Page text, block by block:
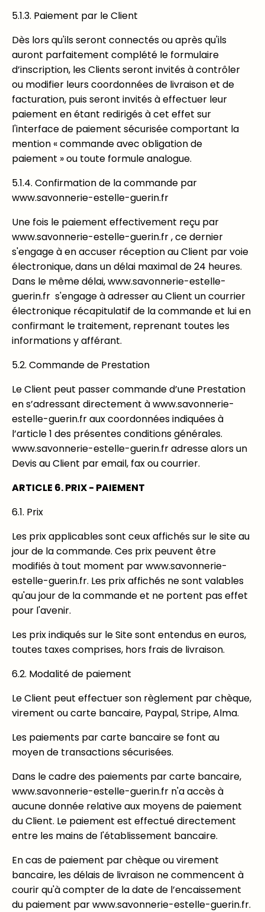
5.1.3. Paiement par le Client
Dès lors qu'ils seront connectés ou après qu'ils
auront parfaitement complété le formulaire
d’inscription, les Clients seront invités à contrôler
ou modifier leurs coordonnées de livraison et de
facturation, puis seront invités à effectuer leur
paiement en étant redirigés à cet effet sur
l'interface de paiement sécurisée comportant la
mention « commande avec obligation de
paiement » ou toute formule analogue.
5.1.4. Confirmation de la commande par
www.savonnerie-estelle-guerin.fr
Une fois le paiement effectivement reçu par
www.savonnerie-estelle-guerin.fr , ce dernier
s'engage à en accuser réception au Client par voie
électronique, dans un délai maximal de 24 heures.
Dans le même délai, www.savonnerie-estelle-
guerin.fr s'engage à adresser au Client un courrier
électronique récapitulatif de la commande et lui en
confirmant le traitement, reprenant toutes les
informations y afférant.
5.2. Commande de Prestation
Le Client peut passer commande d’une Prestation
en s’adressant directement à www.savonnerie-
estelle-guerin.fr aux coordonnées indiquées à
l’article 1 des présentes conditions générales.
www.savonnerie-estelle-guerin.fr adresse alors un
Devis au Client par email, fax ou courrier.
ARTICLE 6. PRIX - PAIEMENT
6.1. Prix
Les prix applicables sont ceux affichés sur le site au
jour de la commande. Ces prix peuvent être
modifiés à tout moment par www.savonnerie-
estelle-guerin.fr. Les prix affichés ne sont valables
qu'au jour de la commande et ne portent pas effet
pour l'avenir.
Les prix indiqués sur le Site sont entendus en euros,
toutes taxes comprises, hors frais de livraison.
6.2. Modalité de paiement
Le Client peut effectuer son règlement par chèque,
virement ou carte bancaire, Paypal, Stripe, Alma.
Les paiements par carte bancaire se font au
moyen de transactions sécurisées.
Dans le cadre des paiements par carte bancaire,
www.savonnerie-estelle-guerin.fr n'a accès à
aucune donnée relative aux moyens de paiement
du Client. Le paiement est effectué directement
entre les mains de l'établissement bancaire.
En cas de paiement par chèque ou virement
bancaire, les délais de livraison ne commencent à
courir qu'à compter de la date de l’encaissement
du paiement par www.savonnerie-estelle-guerin.fr.